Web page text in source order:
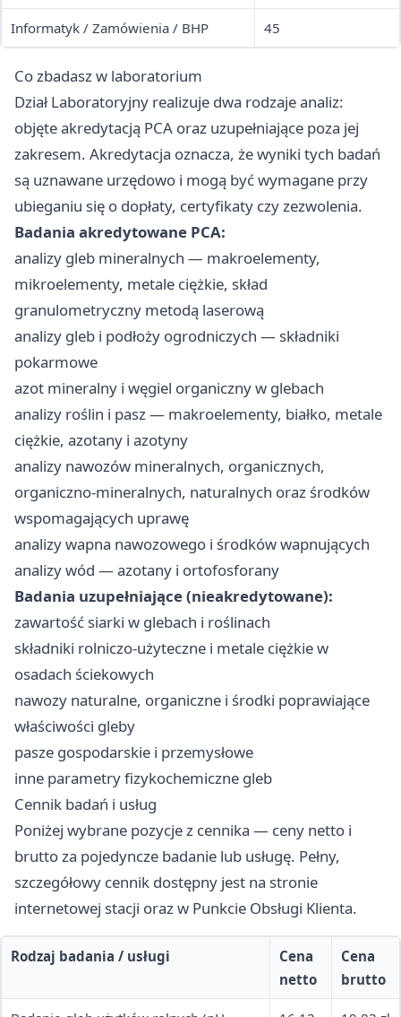
Informatyk / Zamówienia / BHP 45
Co zbadasz w laboratorium
Dział Laboratoryjny realizuje dwa rodzaje analiz:
objęte akredytacją PCA oraz uzupełniające poza jej
zakresem. Akredytacja oznacza, że wyniki tych badań
są uznawane urzędowo i mogą być wymagane przy
ubieganiu się o dopłaty, certyfikaty czy zezwolenia.
Badania akredytowane PCA:
analizy gleb mineralnych — makroelementy,
mikroelementy, metale ciężkie, skład
granulometryczny metodą laserową
analizy gleb i podłoży ogrodniczych — składniki
pokarmowe
azot mineralny i węgiel organiczny w glebach
analizy roślin i pasz — makroelementy, białko, metale
ciężkie, azotany i azotyny
analizy nawozów mineralnych, organicznych,
organiczno-mineralnych, naturalnych oraz środków
wspomagających uprawę
analizy wapna nawozowego i środków wapnujących
analizy wód — azotany i ortofosforany
Badania uzupełniające (nieakredytowane):
zawartość siarki w glebach i roślinach
składniki rolniczo-użyteczne i metale ciężkie w
osadach ściekowych
nawozy naturalne, organiczne i środki poprawiające
właściwości gleby
pasze gospodarskie i przemysłowe
inne parametry fizykochemiczne gleb
Cennik badań i usług
Poniżej wybrane pozycje z cennika — ceny netto i
brutto za pojedyncze badanie lub usługę. Pełny,
szczegółowy cennik dostępny jest na stronie
internetowej stacji oraz w Punkcie Obsługi Klienta.
Rodzaj badania / usługi
Cena
netto
Cena
brutto